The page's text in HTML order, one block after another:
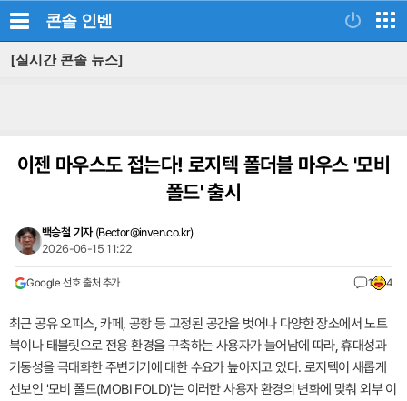
콘솔 인벤
[실시간 콘솔 뉴스]
이젠 마우스도 접는다! 로지텍 폴더블 마우스 '모비
폴드' 출시
백승철 기자 (Bector@inven.co.kr)
2026-06-15 11:22
Google 선호 출처 추가 1 4
최근 공유 오피스, 카페, 공항 등 고정된 공간을 벗어나 다양한 장소에서 노트
북이나 태블릿으로 전용 환경을 구축하는 사용자가 늘어남에 따라, 휴대성과
기동성을 극대화한 주변기기에 대한 수요가 높아지고 있다. 로지텍이 새롭게
선보인 '모비 폴드(MOBI FOLD)'는 이러한 사용자 환경의 변화에 맞춰 외부 이